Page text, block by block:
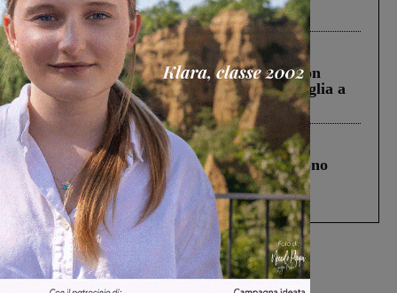
ringraziamento al Governo”
Cronaca 3 Agosto 2026
Scomparso da una struttura di Castiglion
Fiorentino l’uomo che aveva ucciso la figlia a
Levane nel 2020
Cronaca 4 Agosto 2026
Un anno fa la strage in A1 in cui morirono
Gianni, Giulia e Franco. Lo schianto, il
processo, lo stop ai sorpassi fra tir....